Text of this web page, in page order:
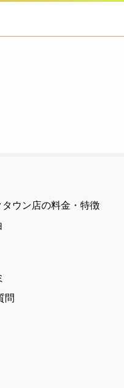
ウン店の料金・特徴
問